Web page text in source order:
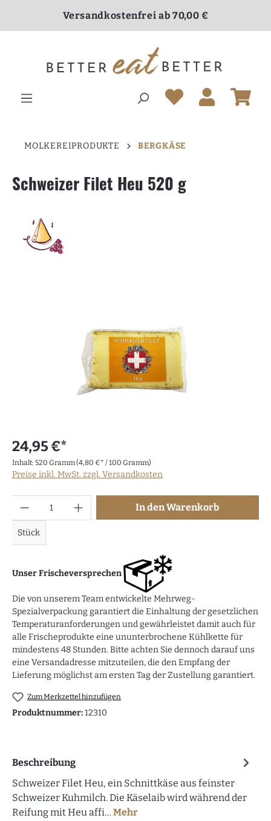
springen
Lieferung nur in Deutschland
Versandkostenfrei ab 70,00 €
MOLKEREIPRODUKTE BERGKÄSE
Schweizer Filet Heu 520 g
24,95 €*
Inhalt: 520 Gramm(4,80 €* / 100 Gramm)
Preise inkl. MwSt. zzgl. Versandkosten
Stück
In den Warenkorb
Unser Frischeversprechen
Die von unserem Team entwickelte Mehrweg-
Spezialverpackung garantiert die Einhaltung der gesetzlichen
Temperaturanforderungen und gewährleistet damit auch für
alle Frischeprodukte eine ununterbrochene Kühlkette für
mindestens 48 Stunden. Bitte achten Sie dennoch darauf uns
eine Versandadresse mitzuteilen, die den Empfang der
Lieferung möglichst am ersten Tag der Zustellung garantiert.
Zum Merkzettel hinzufügen
Produktnummer:12310
Beschreibung
Schweizer Filet Heu, ein Schnittkäse aus feinster
Schweizer Kuhmilch. Die Käselaib wird während der
Reifung mit Heu affi… Mehr